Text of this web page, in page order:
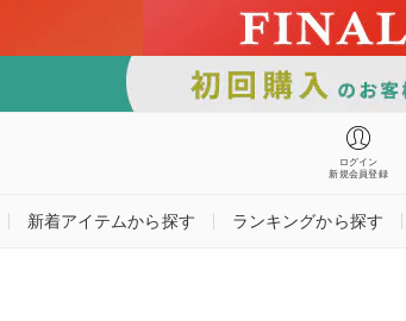
ログイン
新規会員登録
新着アイテムから探す ランキングから探す